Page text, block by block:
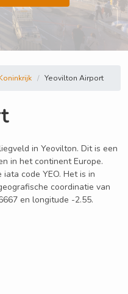
Yeovilton Airport
in Yeovilton. Dit is een
in het continent Europe.
code YEO. Het is in
coordinatie van
en longitude -2.55.